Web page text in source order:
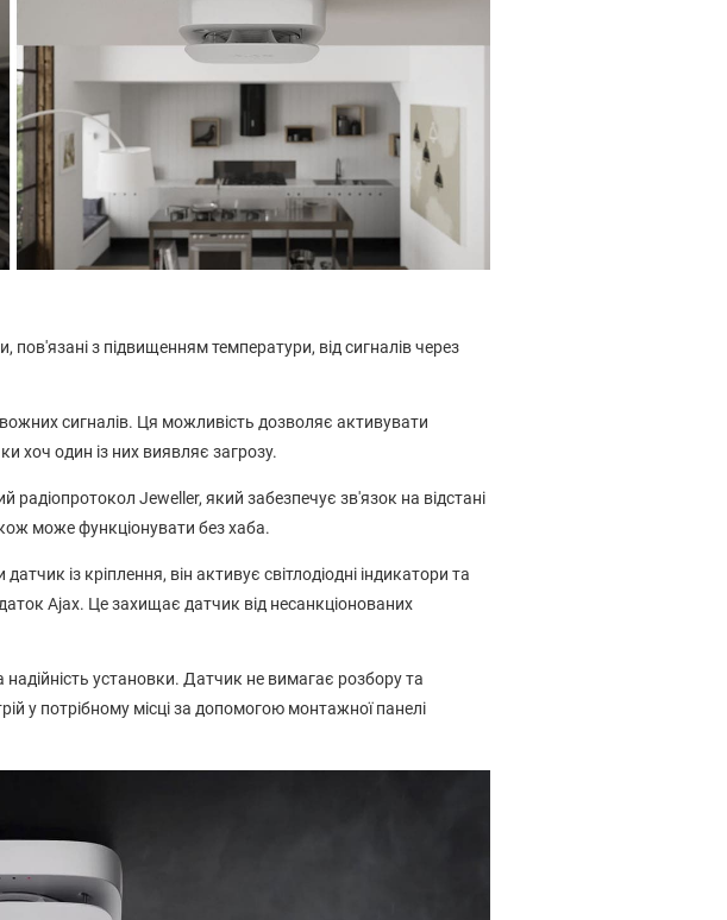
пов'язані з підвищенням температури, від сигналів через
сигналів. Ця можливість дозволяє активувати
хоч один із них виявляє загрозу.
Jeweller, який забезпечує зв'язок на відстані
може функціонувати без хаба.
із кріплення, він активує світлодіодні індикатори та
Ajax. Це захищає датчик від несанкціонованих
установки. Датчик не вимагає розбору та
у потрібному місці за допомогою монтажної панелі